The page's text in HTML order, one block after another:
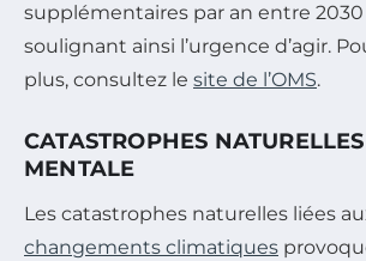
supplémentaires par an entre
soulignant ainsi l’urgence d’agir.
plus, consultez le site de l’OMS.
CATASTROPHES
MENTALE
Les catastrophes naturelles liées
changements climatiques